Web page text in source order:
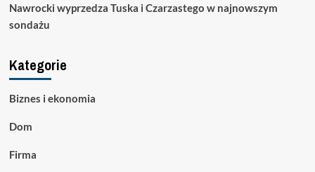
Nawrocki wyprzedza Tuska i Czarzastego w najnowszym
sondażu
Kategorie
Biznes i ekonomia
Dom
Firma